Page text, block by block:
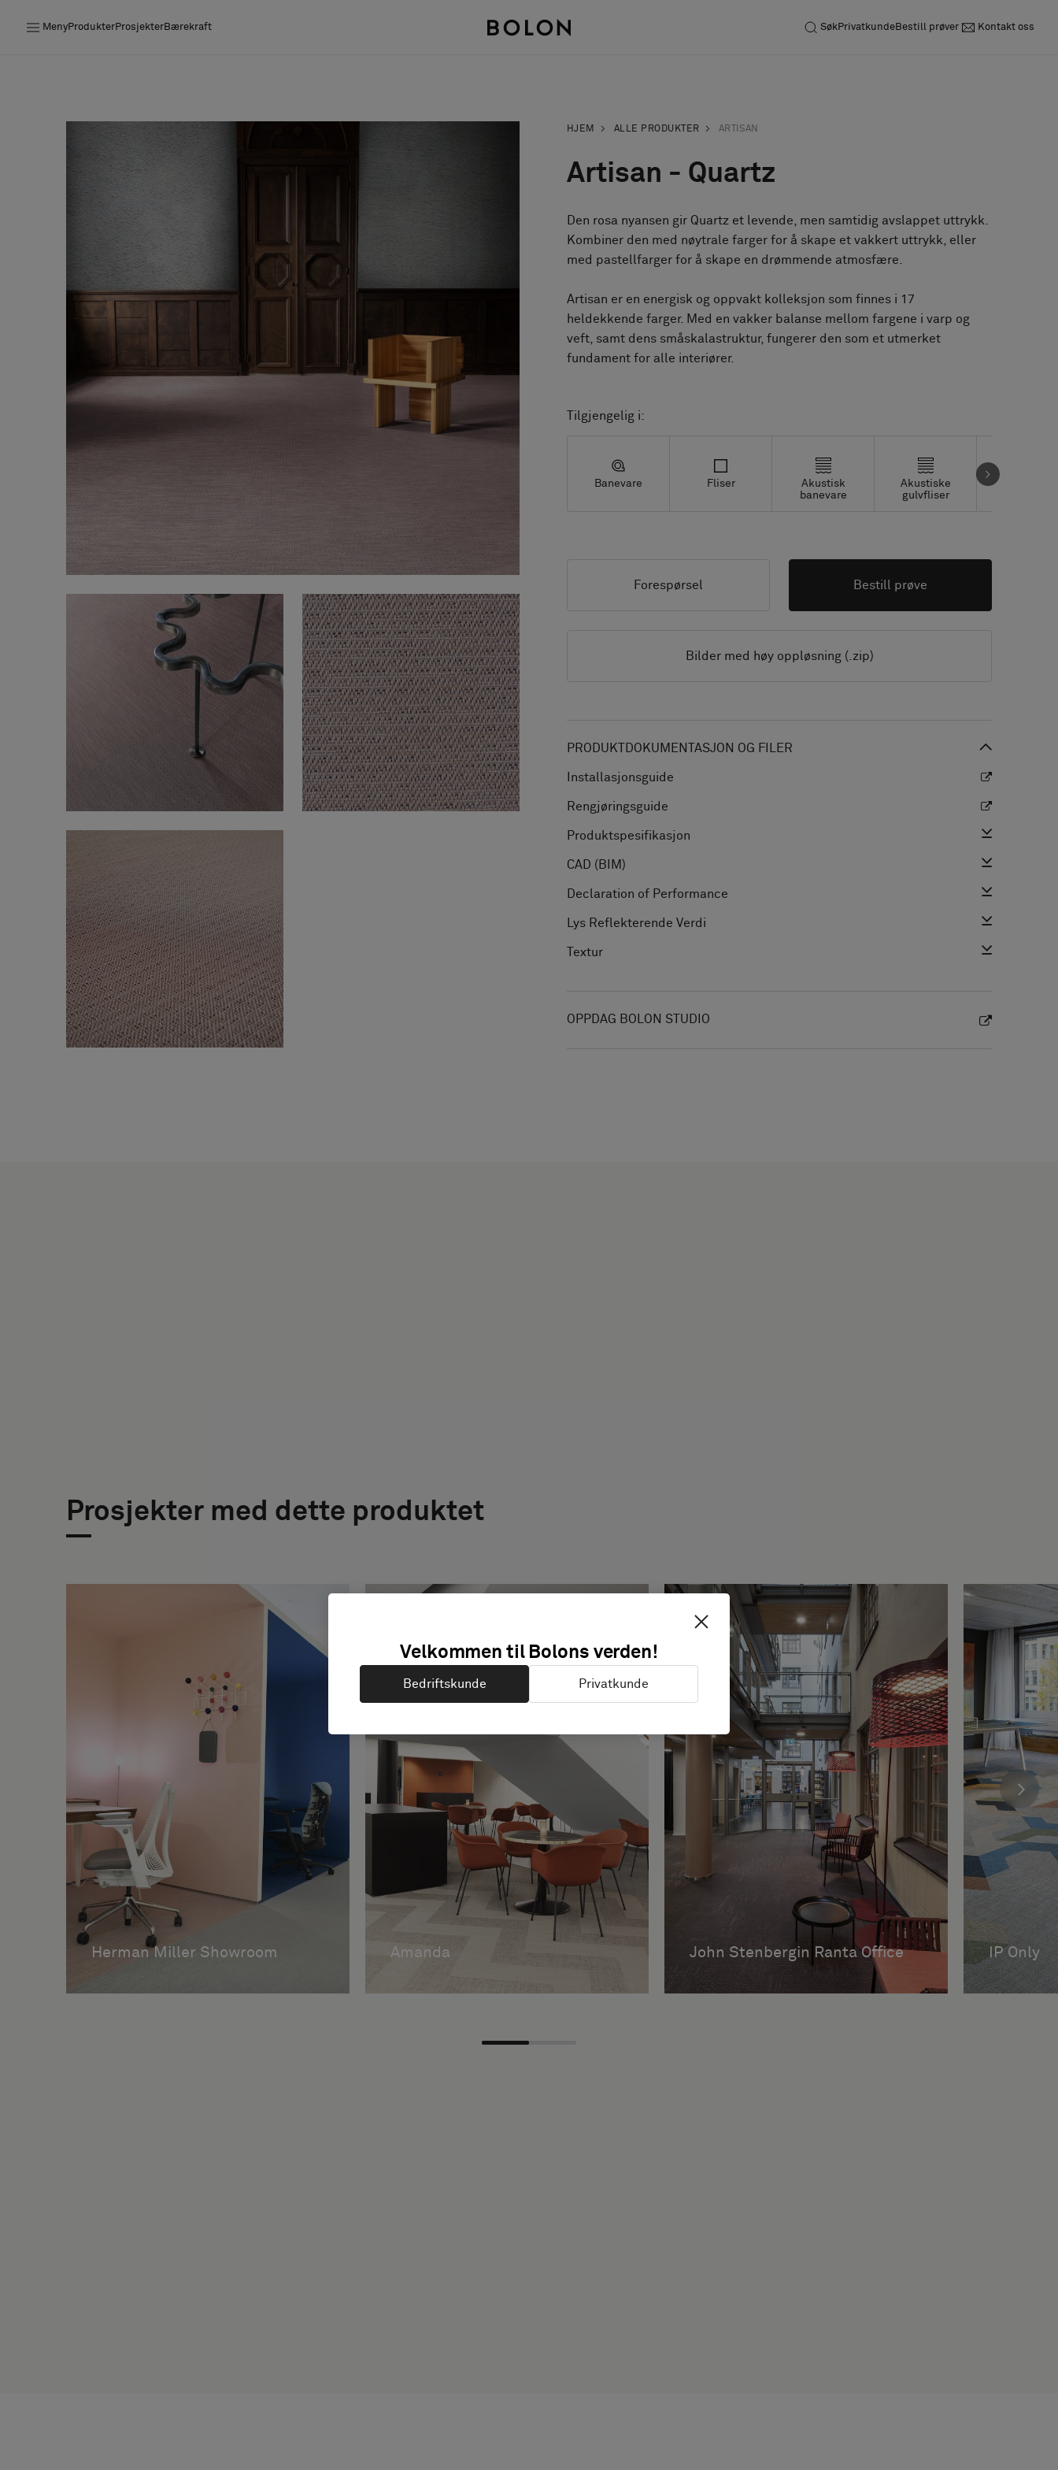
MenyProdukterProsjekterBærekraft SøkPrivatkundeBestill prøver Kontakt oss
Bærekraft
Installation
Vedlikehold
Om oss
Pattern Tile Tool
HJEM ALLE PRODUKTER ARTISAN
Artisan - Quartz
Den rosa nyansen gir Quartz et levende, men samtidig avslappet uttrykk.
Kombiner den med nøytrale farger for å skape et vakkert uttrykk, eller
med pastellfarger for å skape en drømmende atmosfære.
Artisan er en energisk og oppvakt kolleksjon som finnes i 17
heldekkende farger. Med en vakker balanse mellom fargene i varp og
veft, samt dens småskalastruktur, fungerer den som et utmerket
fundament for alle interiører.
Tilgjengelig i:
Banevare Fliser
Akustisk
banevare
Akustiske
gulvfliser
Studio fliser
Forespørsel Bestill prøve
Bilder med høy oppløsning (.zip)
PRODUKTDOKUMENTASJON OG FILER
Installasjonsguide
Rengjøringsguide
Produktspesifikasjon
CAD (BIM)
Declaration of Performance
Lys Reflekterende Verdi
Textur
OPPDAG BOLON STUDIO
Prosjekter med dette produktet
Herman Miller Showroom Amanda John Stenbergin Ranta Office IP Only
Velkommen til Bolons verden!
Bedriftskunde Privatkunde